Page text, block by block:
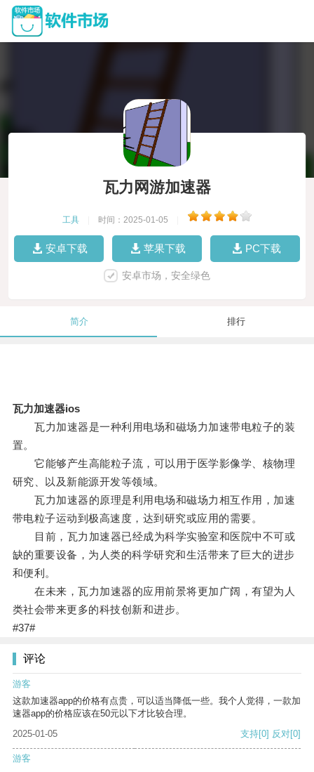
瓦力网游加速器
工具 时间：2025-01-05
安卓下载 苹果下载 PC下载
安卓市场，安全绿色
简介 排行
瓦力加速器ios
瓦力加速器是一种利用电场和磁场力加速带电粒子的装
置。
它能够产生高能粒子流，可以用于医学影像学、核物理
研究、以及新能源开发等领域。
瓦力加速器的原理是利用电场和磁场力相互作用，加速
带电粒子运动到极高速度，达到研究或应用的需要。
目前，瓦力加速器已经成为科学实验室和医院中不可或
缺的重要设备，为人类的科学研究和生活带来了巨大的进步
和便利。
在未来，瓦力加速器的应用前景将更加广阔，有望为人
类社会带来更多的科技创新和进步。
#37#
评论
游客
这款加速器app的价格有点贵，可以适当降低一些。我个人觉得，一款加
速器app的价格应该在50元以下才比较合理。
2025-01-05
支持[0] 反对[0]
游客